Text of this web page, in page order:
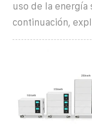
uso de la energía
continuación,